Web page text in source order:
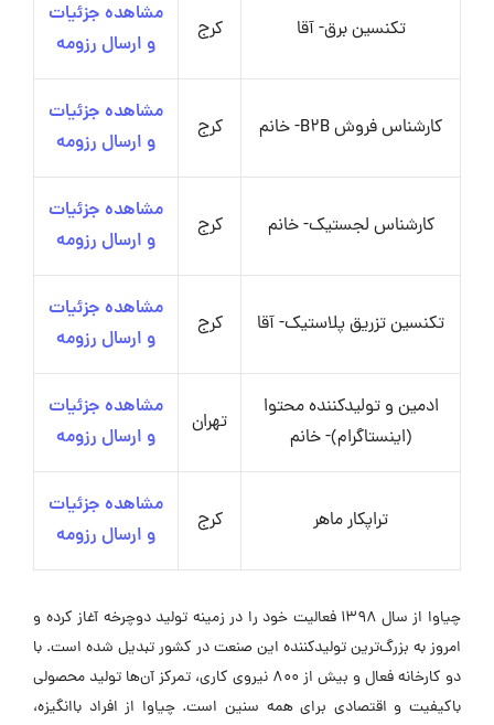
تکنسین برق- آقا کرج
مشاهده جزئیات
و ارسال رزومه
کارشناس فروش B2B- خانم کرج
مشاهده جزئیات
و ارسال رزومه
کارشناس لجستیک- خانم کرج
مشاهده جزئیات
و ارسال رزومه
تکنسین تزریق پلاستیک- آقا کرج
مشاهده جزئیات
و ارسال رزومه
ادمین و تولیدکننده محتوا
(اینستاگرام)- خانم
تهران
مشاهده جزئیات
و ارسال رزومه
تراپکار ماهر کرج
مشاهده جزئیات
و ارسال رزومه
چیاوا از سال ۱۳۹۸ فعالیت خود را در زمینه تولید دوچرخه آغاز کرده و
امروز به بزرگ‌ترین تولیدکننده این صنعت در کشور تبدیل شده است. با
دو کارخانه فعال و بیش از ۸۰۰ نیروی کاری، تمرکز آن‌ها تولید محصولی
باکیفیت و اقتصادی برای همه سنین است. چیاوا از افراد باانگیزه،